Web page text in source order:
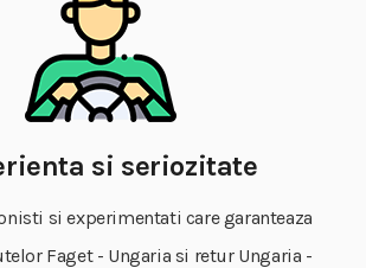
si seriozitate
si experimentati care garanteaza
Faget - Ungaria si retur Ungaria -